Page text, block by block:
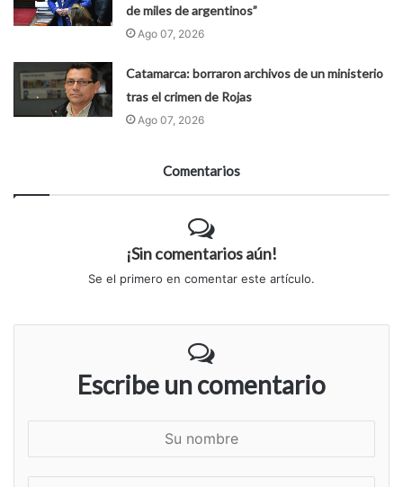
de miles de argentinos”
Ago 07, 2026
Catamarca: borraron archivos de un ministerio
tras el crimen de Rojas
Ago 07, 2026
Comentarios
¡Sin comentarios aún!
Se el primero en comentar este artículo.
Escribe un comentario